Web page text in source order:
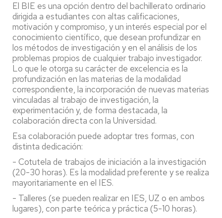
El BIE es una opción dentro del bachillerato ordinario
dirigida a estudiantes con altas calificaciones,
motivación y compromiso, y un interés especial por el
conocimiento científico, que desean profundizar en
los métodos de investigación y en el análisis de los
problemas propios de cualquier trabajo investigador.
Lo que le otorga su carácter de excelencia es la
profundización en las materias de la modalidad
correspondiente, la incorporación de nuevas materias
vinculadas al trabajo de investigación, la
experimentación y, de forma destacada, la
colaboración directa con la Universidad.
Esa colaboración puede adoptar tres formas, con
distinta dedicación:
- Cotutela de trabajos de iniciación a la investigación
(20-30 horas). Es la modalidad preferente y se realiza
mayoritariamente en el IES.
- Talleres (se pueden realizar en IES, UZ o en ambos
lugares), con parte teórica y práctica (5-10 horas).